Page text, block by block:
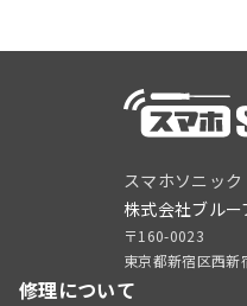
スマホソニック
株式会社ブルー
〒160-0023
東京都新宿区西
修理について